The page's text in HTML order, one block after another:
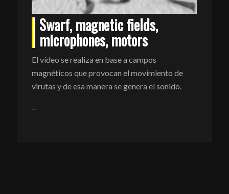
Swarf, magnetic fields,
microphones, motors
El vídeo se realiza en base a campos
magnéticos que provocan el movimiento de
virutas y de esa manera se genera el sonido.